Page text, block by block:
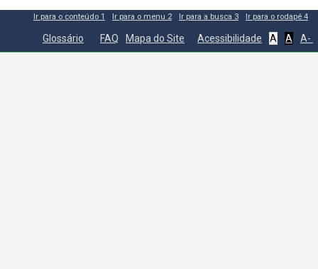
Ir para o conteúdo 1 Ir para o menu 2 Ir para a busca 3 Ir para o rodapé 4
Glossário FAQ Mapa do Site Acessibilidade A A A-